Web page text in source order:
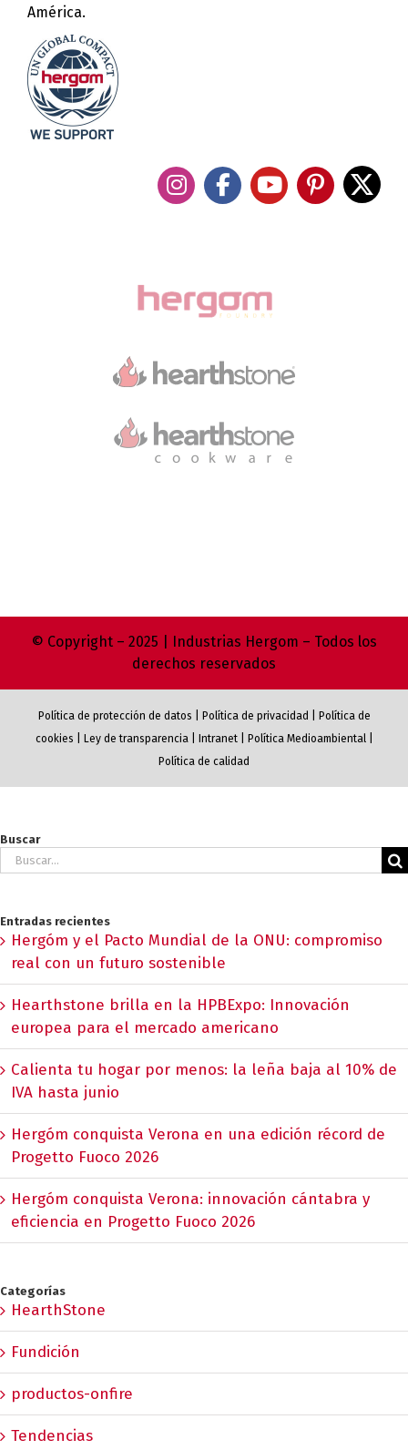
América.
© Copyright – 2025 | Industrias Hergom – Todos los
derechos reservados
Política de protección de datos Política de privacidad
Política de
cookies
Ley de transparencia| Intranet| Política Medioambiental|
Política de calidad
Buscar
Buscar:
Entradas recientes
Hergóm y el Pacto Mundial de la ONU: compromiso
real con un futuro sostenible
Hearthstone brilla en la HPBExpo: Innovación
europea para el mercado americano
Calienta tu hogar por menos: la leña baja al 10% de
IVA hasta junio
Hergóm conquista Verona en una edición récord de
Progetto Fuoco 2026
Hergóm conquista Verona: innovación cántabra y
eficiencia en Progetto Fuoco 2026
Categorías
HearthStone
Fundición
productos-onfire
Tendencias